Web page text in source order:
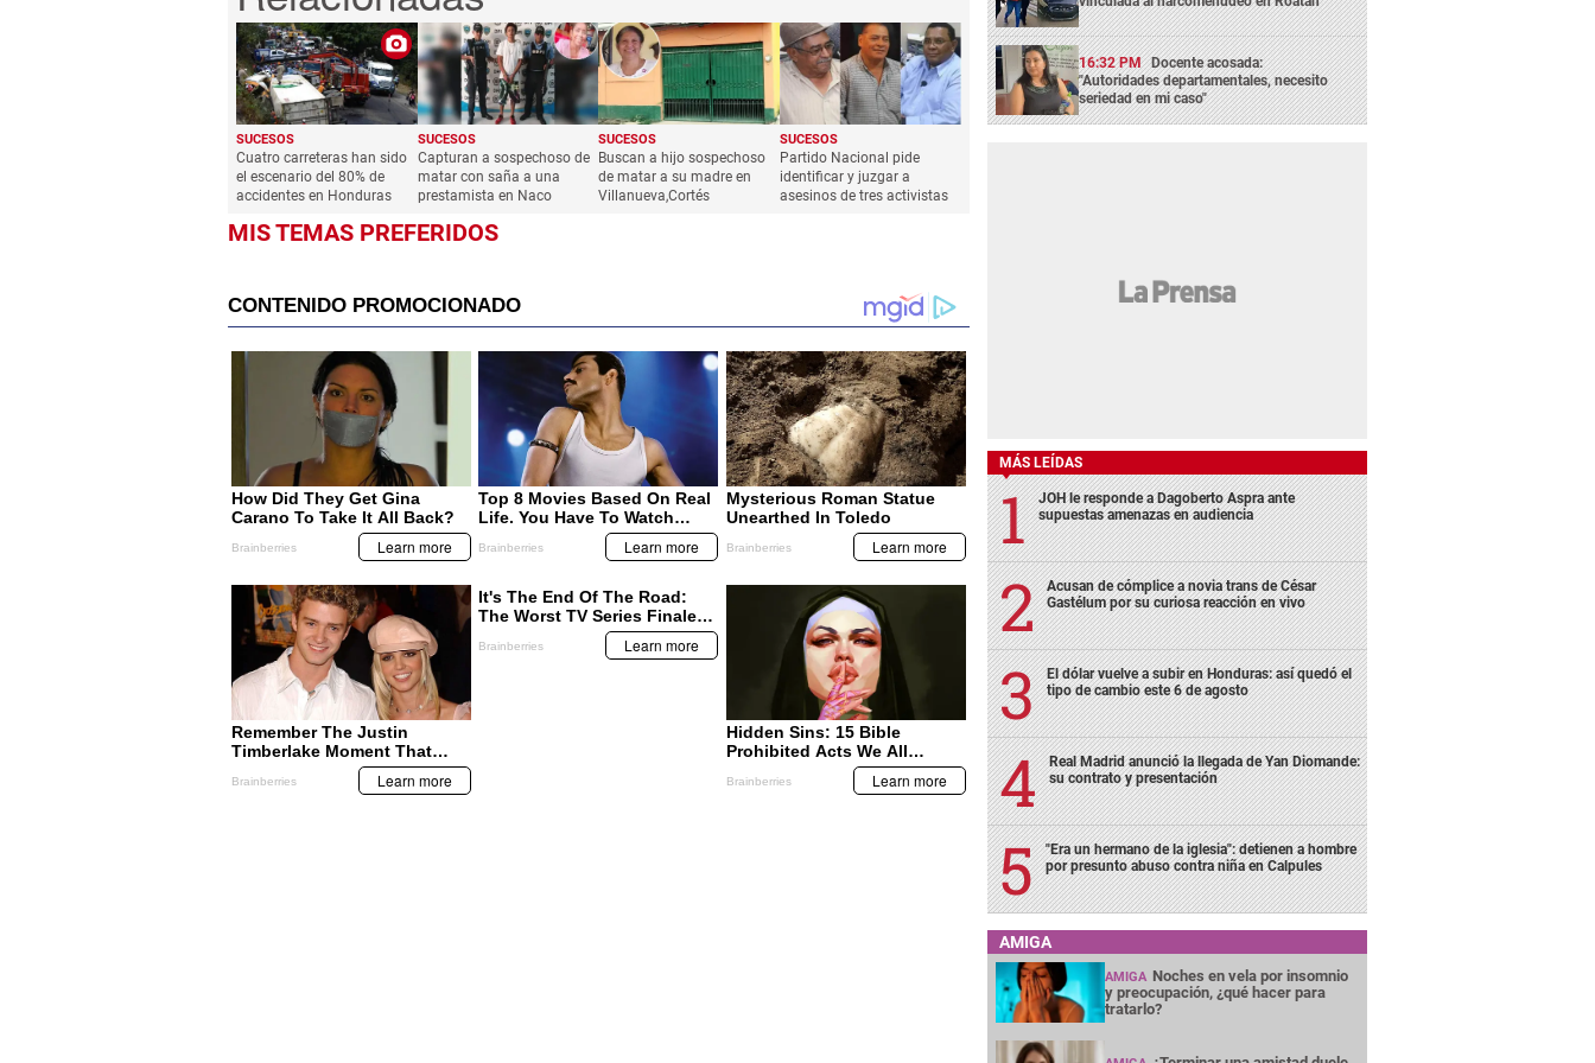
SUCESOS
Cuatro carreteras han sido
el escenario del 80% de
accidentes en Honduras
SUCESOS
Capturan a sospechoso de
matar con saña a una
prestamista en Naco
SUCESOS
Buscan a hijo sospechoso
de matar a su madre en
Villanueva,Cortés
SUCESOS
Partido Nacional pide
identificar y juzgar a
asesinos de tres activistas
MIS TEMAS PREFERIDOS
16:32 PM Docente acosada:
"Autoridades departamentales, necesito
seriedad en mi caso"
MÁS LEÍDAS
JOH le responde a Dagoberto Aspra ante
supuestas amenazas en audiencia
Acusan de cómplice a novia trans de César
Gastélum por su curiosa reacción en vivo
El dólar vuelve a subir en Honduras: así quedó el
tipo de cambio este 6 de agosto
Real Madrid anunció la llegada de Yan Diomande:
su contrato y presentación
"Era un hermano de la iglesia": detienen a hombre
por presunto abuso contra niña en Calpules
AMIGA
AMIGA Noches en vela por insomnio
y preocupación, ¿qué hacer para
tratarlo?